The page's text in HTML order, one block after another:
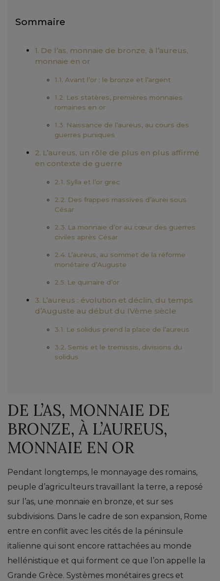
Sommaire
De l’as, monnaie de bronze, à l’aureus,
monnaie en or
Avant l’or : le bronze et l’argent
Les statères, premières monnaies
romaines en or
Naissance de l’aureus, au cours des
guerres puniques
L’aureus, un rôle de plus en plus affirmé
en contexte de guerre
Sylla et l’or grec
Des frappes massives d’aurei sous
César
La monnaie d’or au cœur des guerres
civiles après César
L’aureus, au sommet de la réforme
monétaire d’Auguste
Le quinaire d’or
L’aureus : évolution et déclin, du temps
d’Auguste au début du IVème siècle
Le solidus prend la place de l’aureus
Semis et le tremissis, divisions du
solidus
DE L’AS, MONNAIE DE
BRONZE, À L’AUREUS,
MONNAIE EN OR
Pendant longtemps, le monnayage des romains,
peuple d’agriculteurs travaillant la terre, a reposé
sur l’as, une monnaie en bronze, et sur ses
subdivisions. Dans le cadre de son expansion, Rome
entre en conflit avec les cités de la péninsule
italienne qui sont encore rattachées au monde
hellénistique et qui forment ce que l’on appelle la
Grande Grèce. Systèmes monétaires grecs et